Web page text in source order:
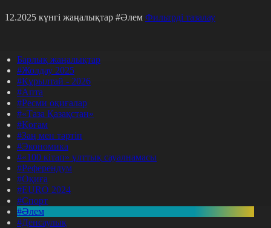
күнгі жаңалықтар #Әлем Фильтрді тазалау
Барлық жаңалықтар
#Жолдау 2025
#Құрылтай - 2026
#Апта
#Ресми оқиғалар
#«Таза Қазақстан»
#Қоғам
#Заң мен тәртіп
#Экономика
#«100 кітап» ұлттық сауалнамасы
#Референдум
#Оқиға
#EURO 2024
#Спорт
#Әлем
#Денсаулық